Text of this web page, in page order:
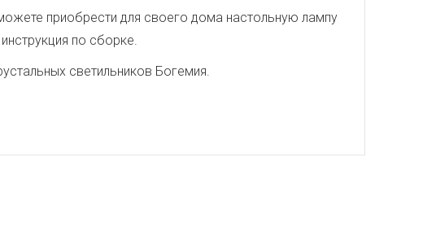
приобрести для своего дома настольную лампу
по сборке.
светильников Богемия.